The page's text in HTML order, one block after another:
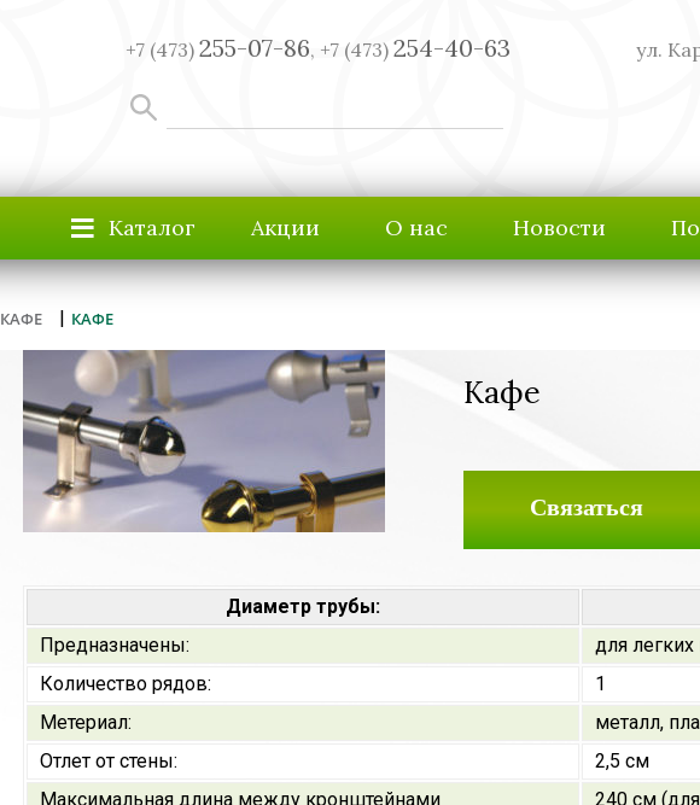
+7 (473) 255-07-86, +7 (473) 254-40-63 ул.
≡ Каталог Акции О нас Новости
КАФЕ | КАФЕ
Кафе
Связаться
Диаметр трубы:
Предназначены:
для
Количество рядов:
1
Метериал:
металл,
Отлет от стены:
2,5 см
Максимальная длина между кронштейнами
240 см